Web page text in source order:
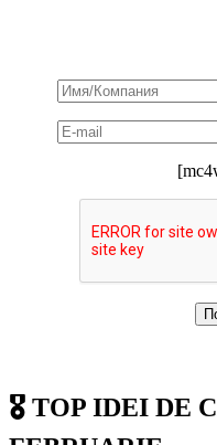
🎖️ TOP IDEI DE